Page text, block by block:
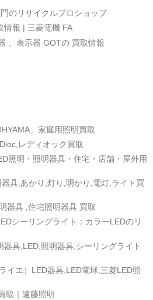
のリサイクルプロショップ
情報 | 三菱電機 FA
、表示器 GOTの 買取情報
」家庭用照明買取
レディオック買取
照明・照明器具・住宅・店舗・屋外用
具,あかり,灯り,明かり,電灯,ライト買
器具 ,住宅照明器具 買取
シーリングライト：カラーLEDのリ
具,LED,照明器具,シーリングライト
エ）LED器具,LED電球,三菱LED照
取｜遠藤照明